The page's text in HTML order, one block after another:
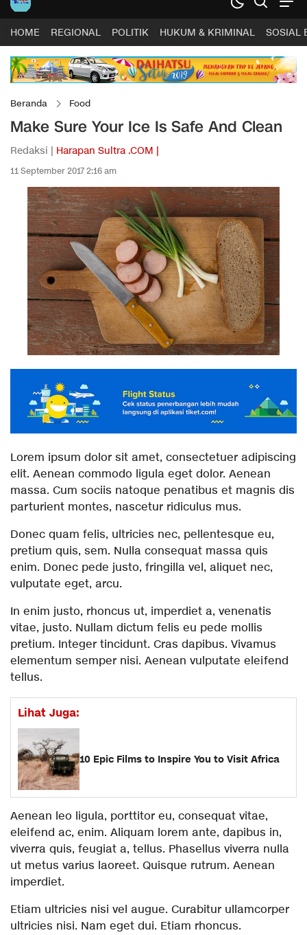
HOME REGIONAL POLITIK HUKUM & KRIMINAL SOSIAL
Beranda Food
Make Sure Your Ice Is Safe And Clean
Redaksi | Harapan Sultra .COM |
11 September 2017 2:16 am
Lorem ipsum dolor sit amet, consectetuer adipiscing
elit. Aenean commodo ligula eget dolor. Aenean
massa. Cum sociis natoque penatibus et magnis dis
parturient montes, nascetur ridiculus mus.
Donec quam felis, ultricies nec, pellentesque eu,
pretium quis, sem. Nulla consequat massa quis
enim. Donec pede justo, fringilla vel, aliquet nec,
vulputate eget, arcu.
In enim justo, rhoncus ut, imperdiet a, venenatis
vitae, justo. Nullam dictum felis eu pede mollis
pretium. Integer tincidunt. Cras dapibus. Vivamus
elementum semper nisi. Aenean vulputate eleifend
tellus.
Lihat Juga:
10 Epic Films to Inspire You to Visit Africa
Aenean leo ligula, porttitor eu, consequat vitae,
eleifend ac, enim. Aliquam lorem ante, dapibus in,
viverra quis, feugiat a, tellus. Phasellus viverra nulla
ut metus varius laoreet. Quisque rutrum. Aenean
imperdiet.
Etiam ultricies nisi vel augue. Curabitur ullamcorper
ultricies nisi. Nam eget dui. Etiam rhoncus.